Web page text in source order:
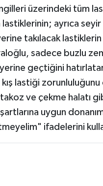
üzerindeki tüm
ayrıca seyir
takılacak lastiklerin
sadece buzlu
yerine geçtiğini
kış lastiği
takoz ve çekme halatı
şartlarına uygun
ifadelerini